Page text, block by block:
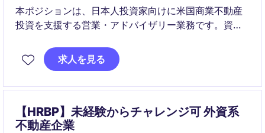
本ポジションは、日本人投資家向けに米国商業不動産
投資を支援する営業・アドバイザリー業務です。資料
ージングまで担うステップアップが可能です。
求人を見る
【HRBP】未経験からチャレンジ可 外資系
不動産企業